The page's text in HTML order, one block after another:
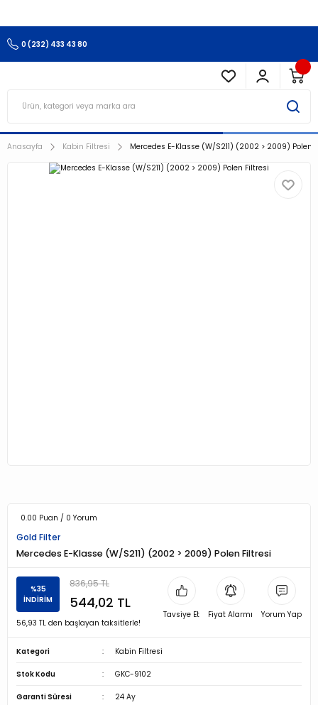
0 (232) 433 43 80
Anasayfa Kabin Filtresi Mercedes E-Klasse (W/S211) (2002 > 2009) Polen
0.00 Puan / 0 Yorum
Gold Filter
Mercedes E-Klasse (W/S211) (2002 > 2009) Polen Filtresi
%35
İNDİRİM
836,95 TL
544,02 TL
56,93 TL den başlayan taksitlerle!
Tavsiye Et Fiyat Alarmı Yorum Yap
Kategori Kabin Filtresi
Stok Kodu GKC-9102
Garanti Süresi 24 Ay